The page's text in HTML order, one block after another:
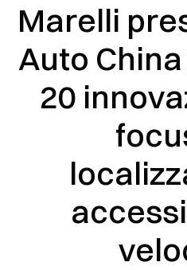
Marelli
Auto
20